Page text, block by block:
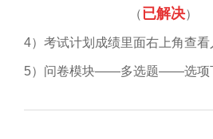
（已解决）
4） 考试计划成绩里面右
5） 问卷模块——多选题——选